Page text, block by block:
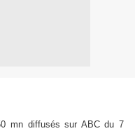
mn diffusés sur ABC du 7